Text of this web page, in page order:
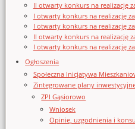
II otwarty konkurs na realizację
I otwarty konkurs na realizację
I otwarty konkurs na realizację
II otwarty konkurs na realizację
I otwarty konkurs na realizację
Ogłoszenia
Społeczna Inicjatywa
Zintegrowane plany
ZPI Gąsiorowo
Wniosek
Opinie, uzgodnienia i